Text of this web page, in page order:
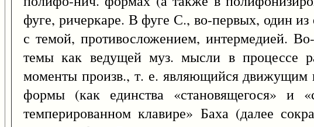
фуге, ричеркаре. В фуге С., во-первых, один
с темой, противосложением, интермедией.
темы как ведущей муз. мысли в процессе
моменты произв., т. е. являющийся
формы (как единства «становящегося» и
темперированном клавире» Баха (далее